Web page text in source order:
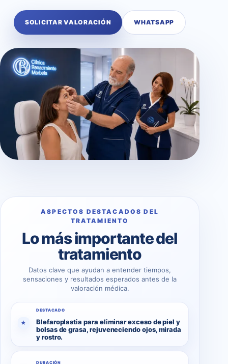
SOLICITAR VALORACIÓN WHATSAPP
ASPECTOS DESTACADOS DEL
TRATAMIENTO
Lo más importante del
tratamiento
Datos clave que ayudan a entender tiempos,
sensaciones y resultados esperados antes de la
valoración médica.
★
DESTACADO
Blefaroplastia para eliminar exceso de piel y
bolsas de grasa, rejuveneciendo ojos, mirada
y rostro.
DURACIÓN